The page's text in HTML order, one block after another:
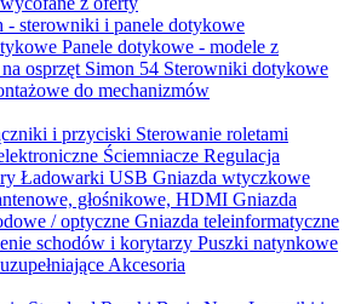
- sterowniki i panele dotykowe
Panele dotykowe - modele z
osprzęt Simon 54 Sterowniki dotykowe
do mechanizmów
i przyciski Sterowanie roletami
Ściemniacze Regulacja
Ładowarki USB Gniazda wtyczkowe
głośnikowe, HDMI Gniazda
/ optyczne Gniazda teleinformatyczne
schodów i korytarzy Puszki natynkowe
Akcesoria